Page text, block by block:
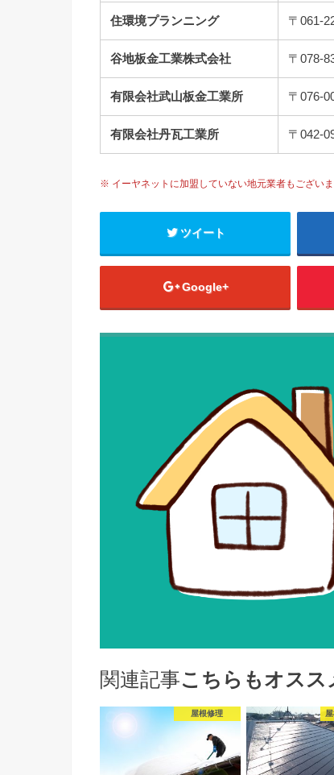
住環境プランニング 〒061-
谷地板金工業株式会社 〒078-
有限会社武山板金工業所 〒076-
有限会社丹瓦工業所 〒042-
※ イーヤネットに加盟していない地元業者もござい
ツイート
Google+
関連記事こちらもオスス
屋根修理